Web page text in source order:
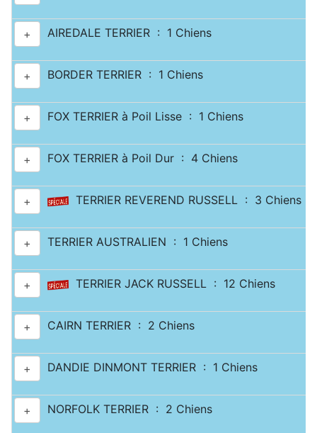
+ AIREDALE TERRIER : 1 Chiens
+ BORDER TERRIER : 1 Chiens
+ FOX TERRIER à Poil Lisse : 1 Chiens
+ FOX TERRIER à Poil Dur : 4 Chiens
+ TERRIER REVEREND RUSSELL : 3 Chiens
+ TERRIER AUSTRALIEN : 1 Chiens
+ TERRIER JACK RUSSELL : 12 Chiens
+ CAIRN TERRIER : 2 Chiens
+ DANDIE DINMONT TERRIER : 1 Chiens
+ NORFOLK TERRIER : 2 Chiens